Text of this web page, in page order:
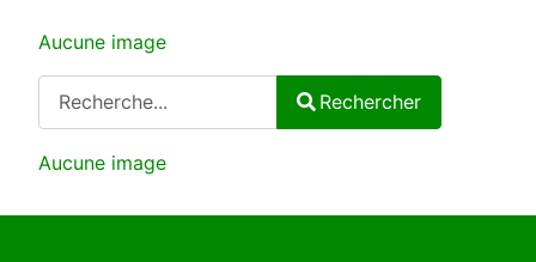
Aucune image
Rechercher
Aucune image